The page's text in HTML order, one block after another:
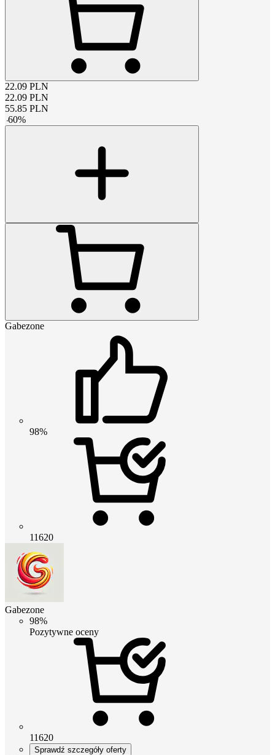
22.09 PLN
22.09 PLN
55.85 PLN
-60%
Gabezone
98%
11620
Gabezone
98%
Pozytywne oceny
11620
Sprawdź szczegóły oferty